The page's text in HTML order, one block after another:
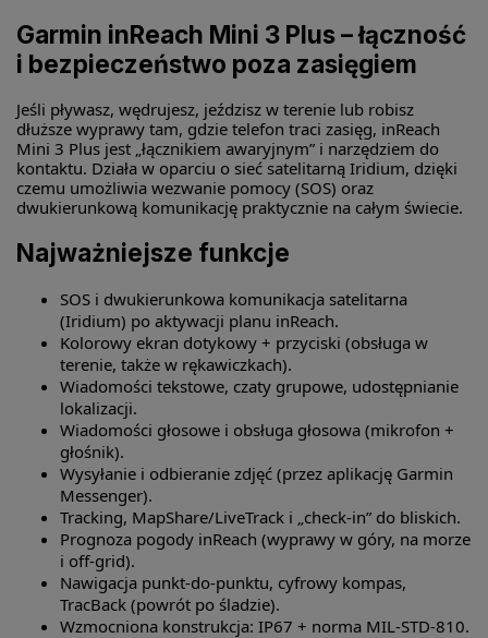
Garmin inReach Mini 3 Plus – łączność
i bezpieczeństwo poza zasięgiem
Jeśli pływasz, wędrujesz, jeździsz w terenie lub robisz
dłuższe wyprawy tam, gdzie telefon traci zasięg, inReach
Mini 3 Plus jest „łącznikiem awaryjnym” i narzędziem do
kontaktu. Działa w oparciu o sieć satelitarną Iridium, dzięki
czemu umożliwia wezwanie pomocy (SOS) oraz
dwukierunkową komunikację praktycznie na całym świecie.
Najważniejsze funkcje
SOS i dwukierunkowa komunikacja satelitarna
(Iridium) po aktywacji planu inReach.
Kolorowy ekran dotykowy + przyciski (obsługa w
terenie, także w rękawiczkach).
Wiadomości tekstowe, czaty grupowe, udostępnianie
lokalizacji.
Wiadomości głosowe i obsługa głosowa (mikrofon +
głośnik).
Wysyłanie i odbieranie zdjęć (przez aplikację Garmin
Messenger).
Tracking, MapShare/LiveTrack i „check-in” do bliskich.
Prognoza pogody inReach (wyprawy w góry, na morze
i off-grid).
Nawigacja punkt-do-punktu, cyfrowy kompas,
TracBack (powrót po śladzie).
Wzmocniona konstrukcja: IP67 + norma MIL-STD-810.